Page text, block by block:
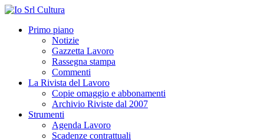
Primo piano
Notizie
Gazzetta Lavoro
Rassegna stampa
Commenti
La Rivista del Lavoro
Copie omaggio e abbonamenti
Archivio Riviste dal 2007
Strumenti
Agenda Lavoro
Scadenze contrattuali